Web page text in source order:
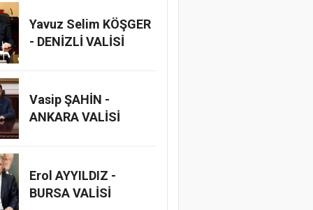
Yavuz Selim KÖŞGER
- DENİZLİ VALİSİ
Vasip ŞAHİN -
ANKARA VALİSİ
Erol AYYILDIZ -
BURSA VALİSİ